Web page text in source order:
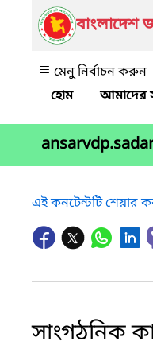
বাংলাদেশ
মেনু নির্বাচন করুন
আমাদের
এই কনটেন্টটি শেয়ার
সাংগঠনিক